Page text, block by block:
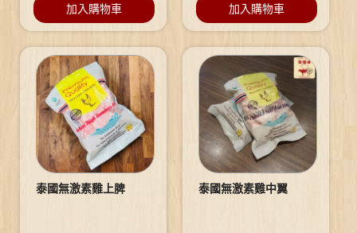
加入購物車 加入購物車
泰國無激素雞上脾 泰國無激素雞中翼